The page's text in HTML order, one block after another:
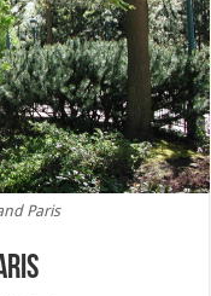
Paris